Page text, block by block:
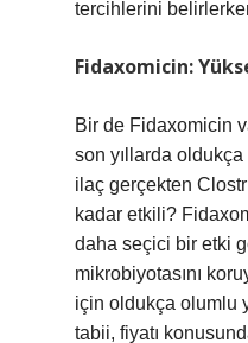
tercihlerini
Fidaxomicin:
Bir de Fidaxomicin
son yıllarda
ilaç gerçekten
kadar etkili?
daha seçici bir etki
mikrobiyotasını
için oldukça olumlu
tabii, fiyatı